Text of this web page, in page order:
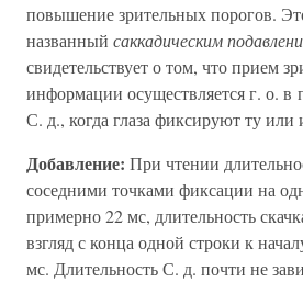
повышение зрительных порогов.
названный саккадическим
свидетельствует о том, что прием
информации осуществляется г. о.
С. д., когда глаза фиксируют ту или
Добавление: При чтении
соседними точками фиксации на
примерно 22 мс, длительность
взгляд с конца одной строки к
мс. Длительность С. д. почти не